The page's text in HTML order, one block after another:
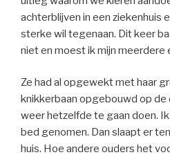
achterblijven in een ziekenhuis
sterke wil tegenaan. Dit keer
niet en moest ik mijn meerdere
Ze had al opgewekt met haar
knikkerbaan opgebouwd op
weer hetzelfde te gaan doen. Ik
bed genomen. Dan slaapt er
huis. Hoe andere ouders het